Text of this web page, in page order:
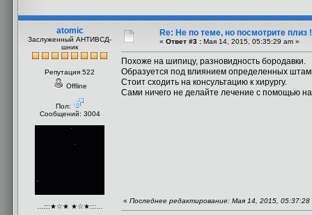
atomic
Заслуженный АНТИВСД-
шник
Репутация 522
Offline
Пол:
Сообщений: 3004
…:::★☆★ ★☆★:::…
Re: Не по теме, но посмотрите плиз
« Ответ #3 : Мая 14, 2015, 05:35:29 am »
Похоже на шипицу, разновидность бородавки.
Образуется под влиянием определенных
Стоит сходить на консультацию к хирургу.
Сами ничего не делайте лечение с помощью
« Последнее редактирование: Мая 14, 2015, 05:37:28